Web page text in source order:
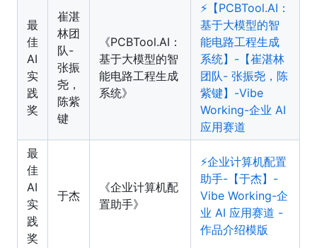
最
佳
AI
实
践
奖
崔湛
林团
队-
张振
尧，
陈紫
键
《PCBTool.AI：
基于大模型的智
能电路工程生成
系统》
⚡️【PCBTool.AI：
基于大模型的智
能电路工程生成
系统】-【崔湛林
团队- 张振尧，陈
紫键】-Vibe
Working-企业 AI
应用赛道
最
佳
AI
实
践
奖
于杰
《企业计算机配
置助手》
⚡️企业计算机配置
助手-【于杰】-
Vibe Working-企
业 AI 应用赛道 -
作品介绍模版